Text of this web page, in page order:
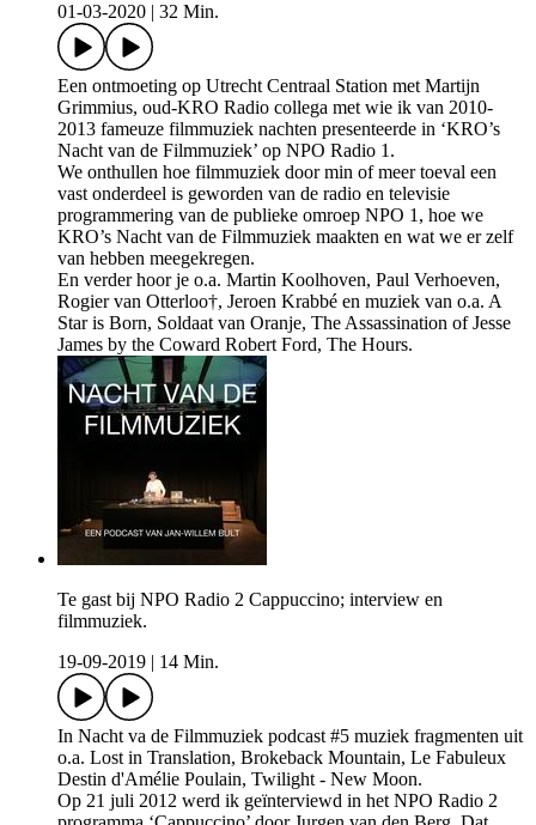
01-03-2020
32 Min.
Een ontmoeting op Utrecht Centraal Station met Martijn
Grimmius, oud-KRO Radio collega met wie ik van 2010-
2013 fameuze filmmuziek nachten presenteerde in ‘KRO’s
Nacht van de Filmmuziek’ op NPO Radio 1.
We onthullen hoe filmmuziek door min of meer toeval een
vast onderdeel is geworden van de radio en televisie
programmering van de publieke omroep NPO 1, hoe we
KRO’s Nacht van de Filmmuziek maakten en wat we er zelf
van hebben meegekregen.
En verder hoor je o.a. Martin Koolhoven, Paul Verhoeven,
Rogier van Otterloo†, Jeroen Krabbé en muziek van o.a. A
Star is Born, Soldaat van Oranje, The Assassination of Jesse
James by the Coward Robert Ford, The Hours.
Te gast bij NPO Radio 2 Cappuccino; interview en
filmmuziek.
19-09-2019
14 Min.
In Nacht va de Filmmuziek podcast #5 muziek fragmenten uit
o.a. Lost in Translation, Brokeback Mountain, Le Fabuleux
Destin d'Amélie Poulain, Twilight - New Moon.
Op 21 juli 2012 werd ik geïnterviewd in het NPO Radio 2